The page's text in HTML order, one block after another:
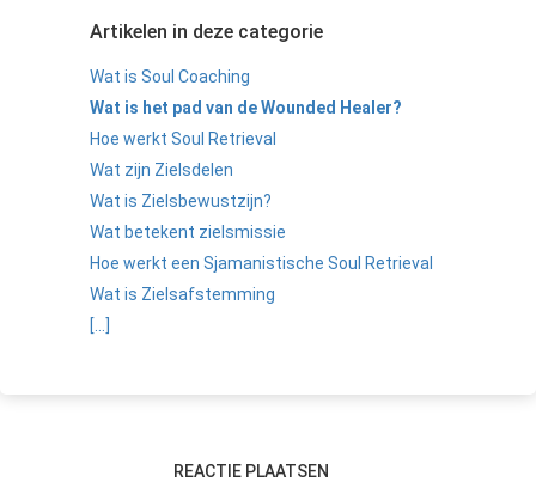
Artikelen in deze categorie
Wat is Soul Coaching
Wat is het pad van de Wounded Healer?
Hoe werkt Soul Retrieval
Wat zijn Zielsdelen
Wat is Zielsbewustzijn?
Wat betekent zielsmissie
Hoe werkt een Sjamanistische Soul Retrieval
Wat is Zielsafstemming
[...]
REACTIE PLAATSEN